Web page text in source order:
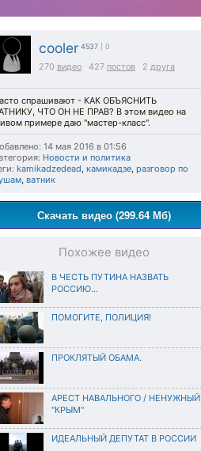
cooler 4537 | 0
270 видео 427 постов 2 друга
спрашивают - КАК ОБЪЯСНИТЬ
ЧТО ОН НЕ ПРАВ? В этом видео на
примере даю "мастер-класс".
14 мая 2016 в 01:56
Новости и политика
kamikadzedead, камикадзе, разговор по
, ватник
Скачать видео (299.64 Мб)
Похожее видео
В ЧЕСТЬ ПУТИНА НАЗВАТЬ
РОССИЮ...
ПОМОГИТЕ, ПОЛИЦИЯ!
ПРОКЛЯТЫЙ ОБАМА.
АРЕСТ НАВАЛЬНОГО / НЕНУЖНЫЙ
"КРЫМ"
ИДЕАЛЬНЫЙ ДЕПУТАТ В РОССИИ